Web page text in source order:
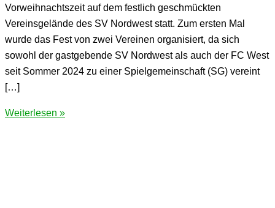
Vorweihnachtszeit auf dem festlich geschmückten
Vereinsgelände des SV Nordwest statt. Zum ersten Mal
wurde das Fest von zwei Vereinen organisiert, da sich
sowohl der gastgebende SV Nordwest als auch der FC West
seit Sommer 2024 zu einer Spielgemeinschaft (SG) vereint
[…]
Winter-
Weiterlesen »